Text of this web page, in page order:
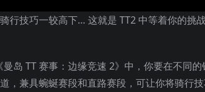
行技巧一较高下… 这就是 TT2 中等着你的挑
岛 TT 赛事：边缘竞速 2》中，你要在不同
，兼具蜿蜒赛段和直路赛段，可让你将骑行